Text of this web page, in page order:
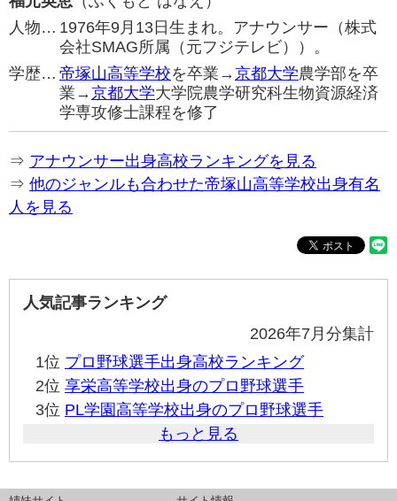
人物… 1976年9月13日生まれ。アナウンサー（株式
会社SMAG所属（元フジテレビ））。
学歴… 帝塚山高等学校を卒業→京都大学農学部を卒
業→京都大学大学院農学研究科生物資源経済
学専攻修士課程を修了
⇒ アナウンサー出身高校ランキングを見る
⇒ 他のジャンルも合わせた帝塚山高等学校出身有名
人を見る
人気記事ランキング
2026年7月分集計
1位 プロ野球選手出身高校ランキング
2位 享栄高等学校出身のプロ野球選手
3位 PL学園高等学校出身のプロ野球選手
もっと見る